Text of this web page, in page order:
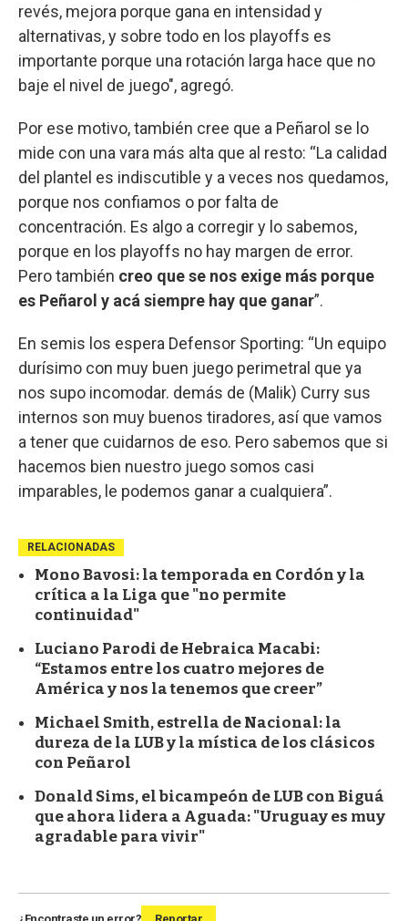
revés, mejora porque gana en intensidad y
alternativas, y sobre todo en los playoffs es
importante porque una rotación larga hace que no
baje el nivel de juego", agregó.
Por ese motivo, también cree que a Peñarol se lo
mide con una vara más alta que al resto: “La calidad
del plantel es indiscutible y a veces nos quedamos,
porque nos confiamos o por falta de
concentración. Es algo a corregir y lo sabemos,
porque en los playoffs no hay margen de error.
Pero también creo que se nos exige más porque
es Peñarol y acá siempre hay que ganar”.
En semis los espera Defensor Sporting: “Un equipo
durísimo con muy buen juego perimetral que ya
nos supo incomodar. demás de (Malik) Curry sus
internos son muy buenos tiradores, así que vamos
a tener que cuidarnos de eso. Pero sabemos que si
hacemos bien nuestro juego somos casi
imparables, le podemos ganar a cualquiera”.
RELACIONADAS
Mono Bavosi: la temporada en Cordón y la
crítica a la Liga que "no permite
continuidad"
Luciano Parodi de Hebraica Macabi:
“Estamos entre los cuatro mejores de
América y nos la tenemos que creer”
Michael Smith, estrella de Nacional: la
dureza de la LUB y la mística de los clásicos
con Peñarol
Donald Sims, el bicampeón de LUB con Biguá
que ahora lidera a Aguada: "Uruguay es muy
agradable para vivir"